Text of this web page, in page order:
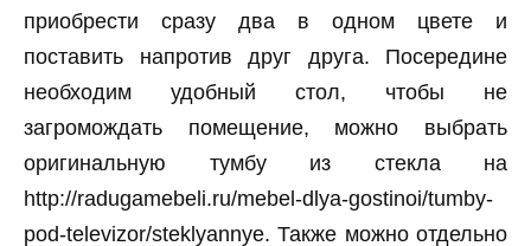
приобрести сразу два в одном цвете и
поставить напротив друг друга. Посередине
необходим удобный стол, чтобы не
загромождать помещение, можно выбрать
оригинальную тумбу из стекла на
http://radugamebeli.ru/mebel-dlya-gostinoi/tumby-
pod-televizor/steklyannye. Также можно отдельно